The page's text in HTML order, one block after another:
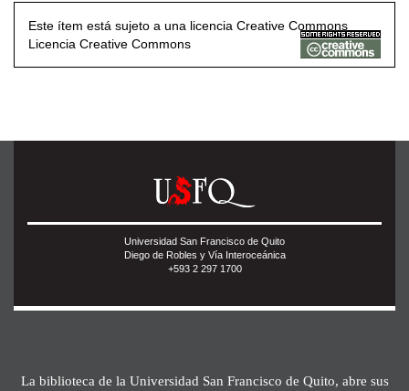
Este ítem está sujeto a una licencia Creative Commons
Licencia Creative Commons
Universidad San Francisco de Quito
Diego de Robles y Vía Interoceánica
+593 2 297 1700
La biblioteca de la Universidad San Francisco de Quito, abre sus